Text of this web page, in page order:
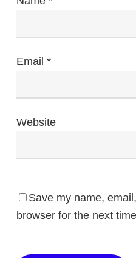
Email *
Website
Save my name,
browser for the next